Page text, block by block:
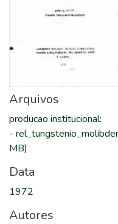
Arquivos
producao institucional:
-
MB)
Data
1972
Autores